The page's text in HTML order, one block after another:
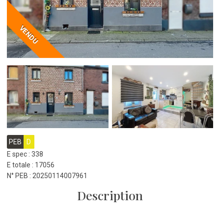
VENDU
PEB
D
E spec : 338
E totale : 17056
N° PEB : 20250114007961
Description